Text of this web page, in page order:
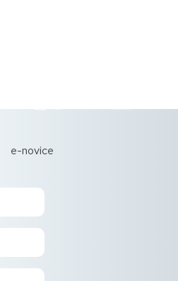
e-novice